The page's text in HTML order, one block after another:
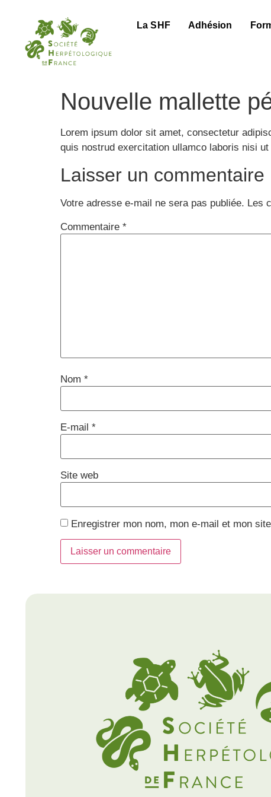
La SHF Adhésion
Nouvelle mallette
Lorem ipsum dolor sit amet, consectetur
quis nostrud exercitation ullamco laboris nisi
Laisser un commentaire
Votre adresse e-mail ne sera pas publiée. Les
Commentaire *
Nom *
E-mail *
Site web
Enregistrer mon nom, mon e-mail et mon